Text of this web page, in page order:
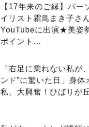
【17年来のご縁】パー
イリスト霜鳥まき子さ
YouTubeに出演★美姿
ポイント…
「右足に乗れない私が
ンド”に驚いた日」身体
私、大興奮！ひばりが